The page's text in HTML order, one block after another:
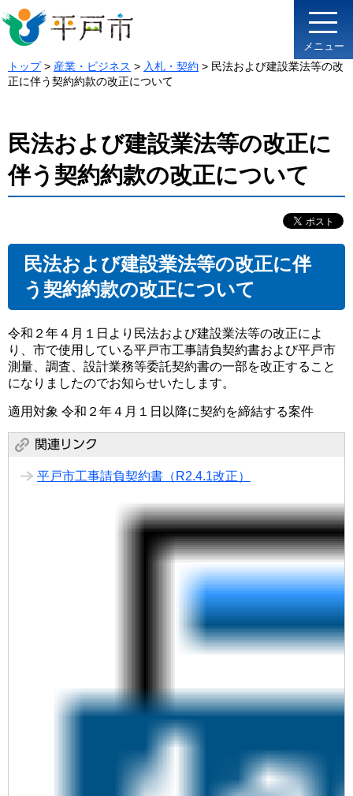
メニュー
トップ> 産業・ビジネス > 入札・契約 > 民法および建設業法等の改
正に伴う契約約款の改正について
民法および建設業法等の改正に
伴う契約約款の改正について
民法および建設業法等の改正に伴
う契約約款の改正について
令和２年４月１日より民法および建設業法等の改正によ
り、市で使用している平戸市工事請負契約書および平戸市
測量、調査、設計業務等委託契約書の一部を改正すること
になりましたのでお知らせいたします。
適用対象 令和２年４月１日以降に契約を締結する案件
平戸市工事請負契約書（R2.4.1改正）